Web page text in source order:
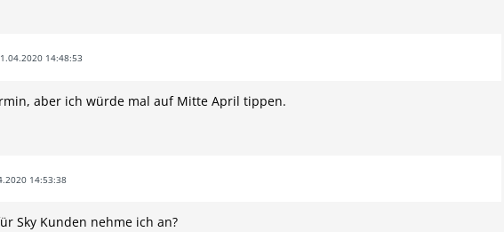
14:48:53
aber ich würde mal auf Mitte April tippen.
14:53:38
Sky Kunden nehme ich an?